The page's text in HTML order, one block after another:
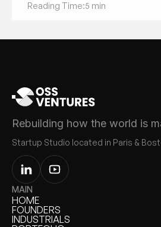
Reading Time:5 min
Rebuilding how the world is
Startup Studio located in Paris &
MAIN
HOME
HOME
FOUNDERS
FOUNDERS
INDUSTRIALS